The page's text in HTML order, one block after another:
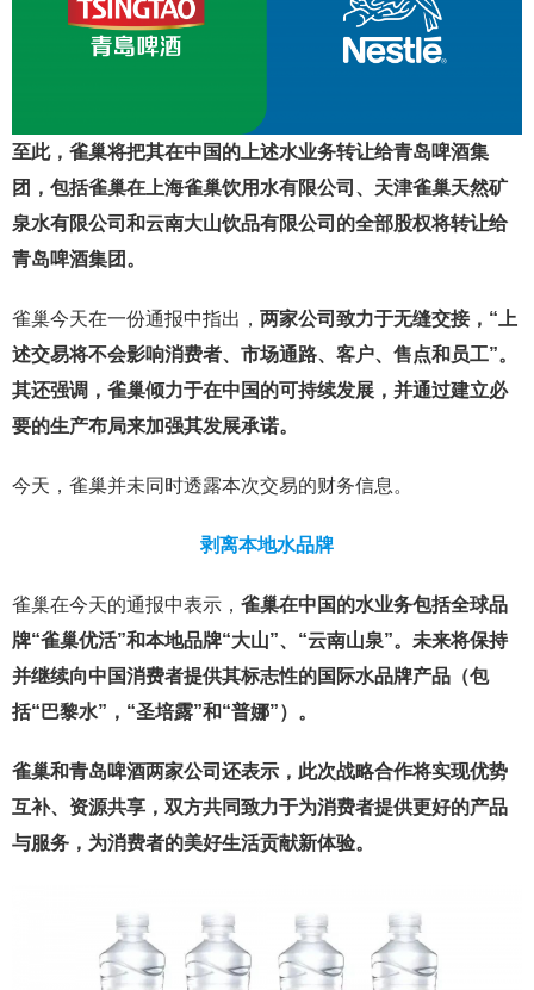
至此，雀巢将把其在中国的上述水业务转让给青岛啤酒集
团，包括雀巢在上海雀巢饮用水有限公司、天津雀巢天然矿
泉水有限公司和云南大山饮品有限公司的全部股权将转让给
青岛啤酒集团。
雀巢今天在一份通报中指出， 两家公司致力于无缝交接，“上
述交易将不会影响消费者、市场通路、客户、售点和员工”。
其还强调，雀巢倾力于在中国的可持续发展，并通过建立必
要的生产布局来加强其发展承诺。
今天，雀巢并未同时透露本次交易的财务信息。
剥离本地水品牌
雀巢在今天的通报中表示， 雀巢在中国的水业务包括全球品
牌“雀巢优活”和本地品牌“大山”、“云南山泉”。未来将保持
并继续向中国消费者提供其标志性的国际水品牌产品（包
括“巴黎水”，“圣培露”和“普娜”）。
雀巢和青岛啤酒两家公司还表示，此次战略合作将实现优势
互补、资源共享，双方共同致力于为消费者提供更好的产品
与服务，为消费者的美好生活贡献新体验。